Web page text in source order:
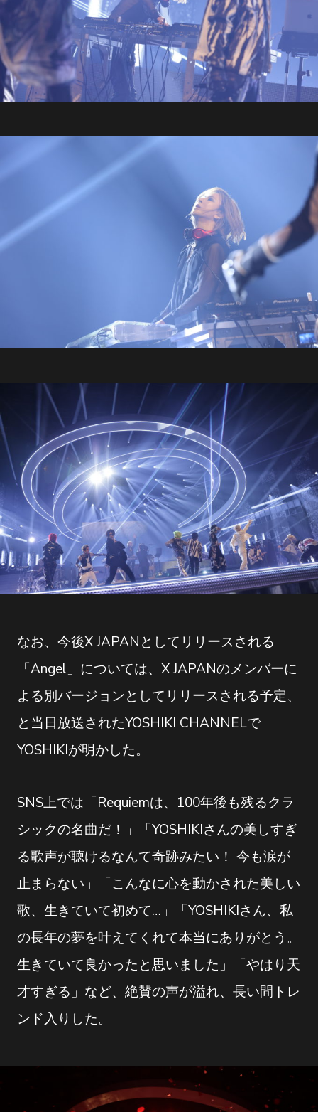
なお、今後X JAPANとしてリリースされる
「Angel」については、X JAPANのメンバーに
よる別バージョンとしてリリースされる予定、
と当日放送されたYOSHIKI CHANNELで
YOSHIKIが明かした。
SNS上では「Requiemは、100年後も残るクラ
シックの名曲だ！」「YOSHIKIさんの美しすぎ
る歌声が聴けるなんて奇跡みたい！ 今も涙が
止まらない」「こんなに心を動かされた美しい
歌、生きていて初めて…」「YOSHIKIさん、私
の長年の夢を叶えてくれて本当にありがとう。
生きていて良かったと思いました」「やはり天
才すぎる」など、絶賛の声が溢れ、長い間トレ
ンド入りした。